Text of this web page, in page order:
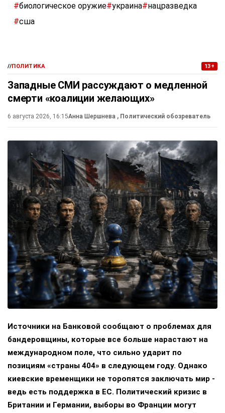
#биологическое оружие#украина#нацразведка
#сша
//ПОЛИТИКА 13+
Западные СМИ рассуждают о медленной
смерти «коалиции желающих»
6 августа 2026, 16:15Анна Шершнева , Политический обозреватель
Источники на Банковой сообщают о проблемах для
бандеровщины, которые все больше нарастают на
международном поле, что сильно ударит по
позициям «страны 404» в следующем году. Однако
киевские временщики не торопятся заключать мир -
ведь есть поддержка в ЕС. Политический кризис в
Британии и Германии, выборы во Франции могут